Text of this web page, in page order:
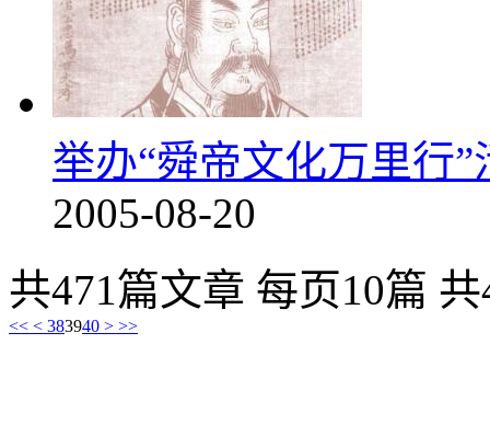
举办“舜帝文化万里行”
2005-08-20
共471篇文章 每页10篇
<< < 383940 > >>